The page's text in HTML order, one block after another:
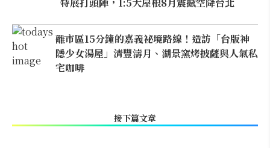
離市區15分鐘的嘉義祕境路線！造訪「台版神
隱少女湯屋」清豐濤月、湖景窯烤披薩與人氣私
宅咖啡
接下篇文章